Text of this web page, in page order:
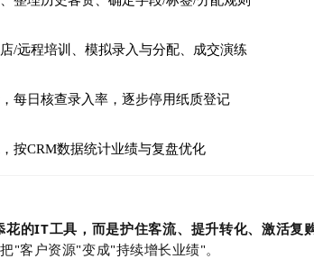
/远程培训、模拟录入与分配、成交演练
每日核查录入率，逐步停用纸质登记
按CRM数据统计业绩与复盘优化
花的IT工具，而是护住客流、提升转化、激活复
"客户资源"变成"持续增长业绩"。